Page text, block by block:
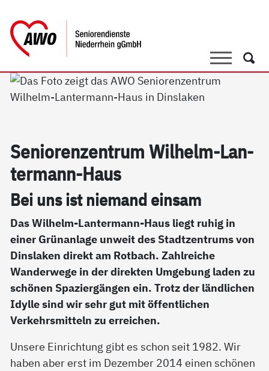
SucheSuche
Se­nio­ren­zen­trum Wil­helm-Lan­
ter­mann-Haus
Bei uns ist nie­mand ein­sam
Das Wilhelm-Lantermann-Haus liegt ruhig in
einer Grünanlage unweit des Stadtzentrums von
Dinslaken direkt am Rotbach. Zahlreiche
Wanderwege in der direkten Umgebung laden zu
schönen Spaziergängen ein. Trotz der ländlichen
Idylle sind wir sehr gut mit öffentlichen
Verkehrsmitteln zu erreichen.
Unsere Einrichtung gibt es schon seit 1982. Wir
haben aber erst im Dezember 2014 einen schönen